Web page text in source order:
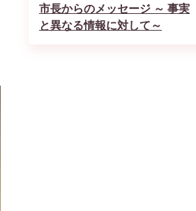
市長からのメッセージ ～ 事実
と異なる情報に対して～